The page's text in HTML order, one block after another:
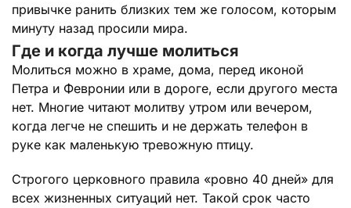
привычке ранить близких тем же голосом, которым
минуту назад просили мира.
Где и когда лучше молиться
Молиться можно в храме, дома, перед иконой
Петра и Февронии или в дороге, если другого места
нет. Многие читают молитву утром или вечером,
когда легче не спешить и не держать телефон в
руке как маленькую тревожную птицу.
Строгого церковного правила «ровно 40 дней» для
всех жизненных ситуаций нет. Такой срок часто